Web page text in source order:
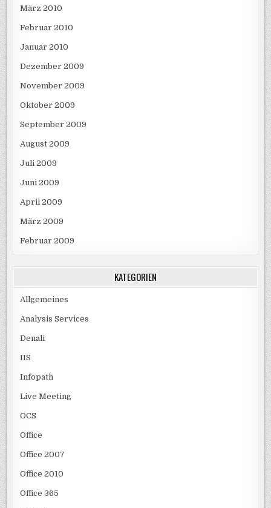
März 2010
Februar 2010
Januar 2010
Dezember 2009
November 2009
Oktober 2009
September 2009
August 2009
Juli 2009
Juni 2009
April 2009
März 2009
Februar 2009
KATEGORIEN
Allgemeines
Analysis Services
Denali
IIS
Infopath
Live Meeting
OCS
Office
Office 2007
Office 2010
Office 365